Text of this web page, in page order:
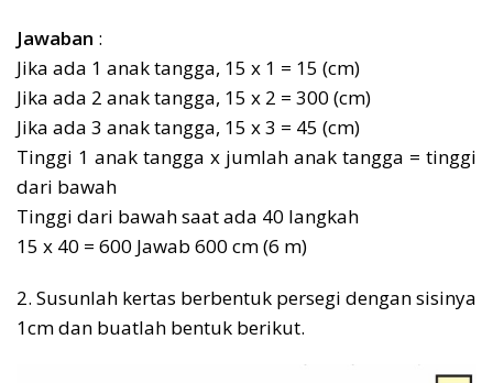
Jawaban :
Jika ada 1 anak tangga, 15 x 1 = 15 (cm)
Jika ada 2 anak tangga, 15 x 2 = 300 (cm)
Jika ada 3 anak tangga, 15 x 3 = 45 (cm)
Tinggi 1 anak tangga x jumlah anak tangga = tinggi
dari bawah
Tinggi dari bawah saat ada 40 langkah
15 x 40 = 600 Jawab 600 cm (6 m)
2. Susunlah kertas berbentuk persegi dengan sisinya
1cm dan buatlah bentuk berikut.